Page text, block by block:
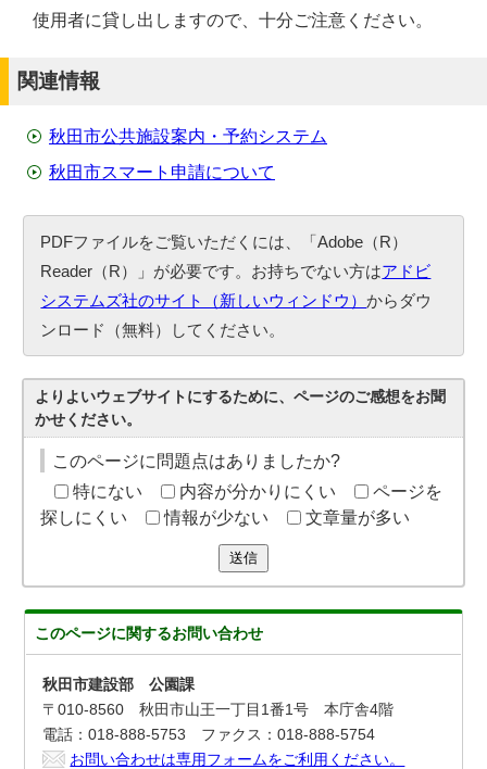
使用者に貸し出しますので、十分ご注意ください。
関連情報
秋田市公共施設案内・予約システム
秋田市スマート申請について
PDFファイルをご覧いただくには、「Adobe（R）
Reader（R）」が必要です。お持ちでない方はアドビ
システムズ社のサイト（新しいウィンドウ）からダウ
ンロード（無料）してください。
よりよいウェブサイトにするために、ページのご感想をお聞
かせください。
このページに問題点はありましたか?
特にない
内容が分かりにくい
ページを
探しにくい
情報が少ない 文章量が多い
送信
このページに関するお問い合わせ
秋田市建設部 公園課
〒010-8560 秋田市山王一丁目1番1号 本庁舎4階
電話：018-888-5753 ファクス：018-888-5754
お問い合わせは専用フォームをご利用ください。